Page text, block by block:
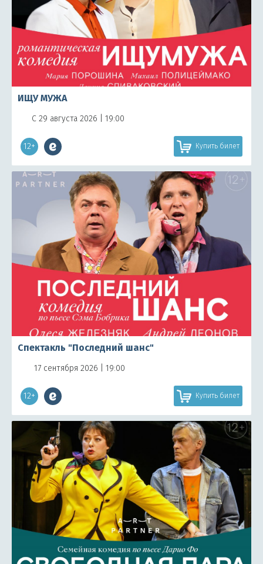
ИЩУ МУЖА
С 29 августа 2026 | 19:00
12+ Купить билет
Спектакль "Последний шанс"
17 сентября 2026 | 19:00
12+ Купить билет